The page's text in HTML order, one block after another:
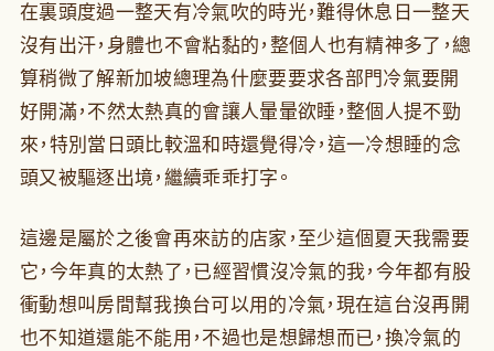
在裏頭度過一整天有冷氣吹的時光，難得休息日一整天
沒有出汗，身體也不會粘黏的，整個人也有精神多了，總
算稍微了解新加坡總理為什麼要要求各部門冷氣要開
好開滿，不然太熱真的會讓人暈暈欲睡，整個人提不勁
來，特別當日頭比較溫和時還覺得冷，這一冷想睡的念
頭又被驅逐出境，繼續乖乖打字。
這邊是屬於之後會再來訪的店家，至少這個夏天我需要
它，今年真的太熱了，已經習慣沒冷氣的我，今年都有股
衝動想叫房間幫我換台可以用的冷氣，現在這台沒再開
也不知道還能不能用，不過也是想歸想而已，換冷氣的